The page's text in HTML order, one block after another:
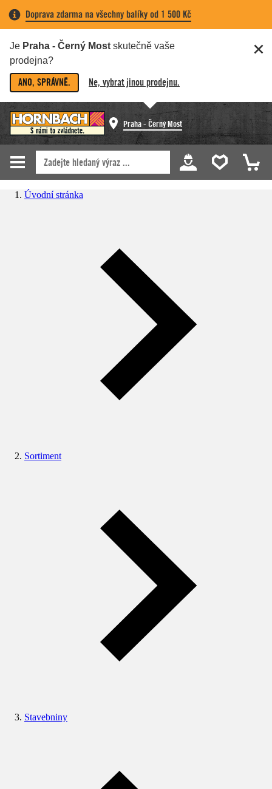
Doprava zdarma na všechny balíky od 1 500 Kč
Je Praha - Černý Most skutečně vaše
prodejna?
ANO, SPRÁVNĚ. Ne, vybrat jinou prodejnu.
Praha - Černý Most
Úvodní stránka
Sortiment
Stavebniny